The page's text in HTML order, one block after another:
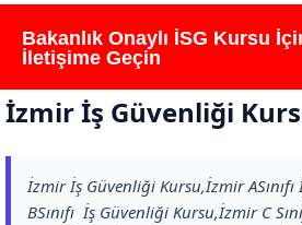
Bakanlık Onaylı İSG Kursu
İletişime Geçin
İzmir İş Güvenliği
İzmir İş Güvenliği Kursu,İzmir
BSınıfı İş Güvenliği Kursu,İzmir C